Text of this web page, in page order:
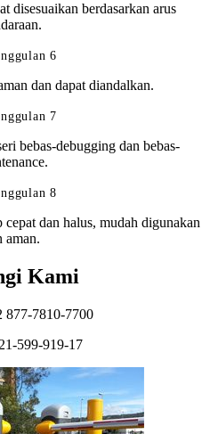
disesuaikan berdasarkan arus
dan dapat diandalkan.
bebas-debugging dan bebas-
dan halus, mudah digunakan
aman.
Kami
877-7810-7700
599-919-17